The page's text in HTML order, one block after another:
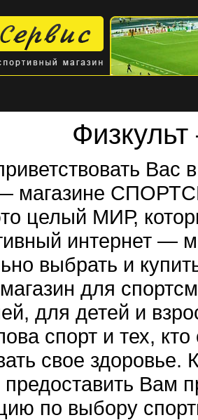
Вас
— магазине
целый МИР,
интернет —
выбрать и
для
для детей и
спорт и тех,
свое
Вам
по выбору